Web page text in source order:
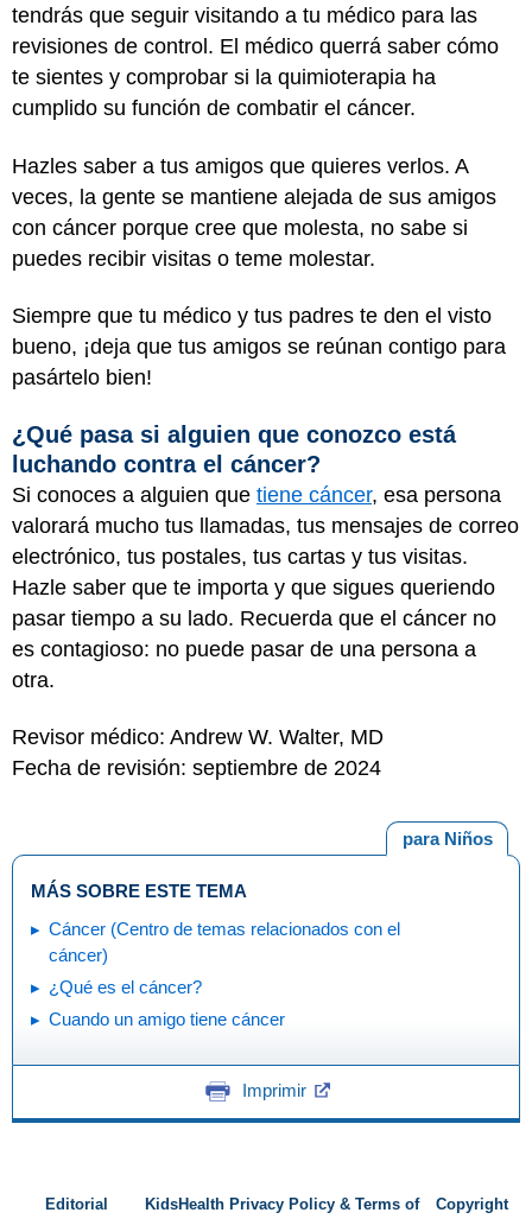
tendrás que seguir visitando a tu médico para las
revisiones de control. El médico querrá saber cómo
te sientes y comprobar si la quimioterapia ha
cumplido su función de combatir el cáncer.
Hazles saber a tus amigos que quieres verlos. A
veces, la gente se mantiene alejada de sus amigos
con cáncer porque cree que molesta, no sabe si
puedes recibir visitas o teme molestar.
Siempre que tu médico y tus padres te den el visto
bueno, ¡deja que tus amigos se reúnan contigo para
pasártelo bien!
¿Qué pasa si alguien que conozco está
luchando contra el cáncer?
Si conoces a alguien que tiene cáncer, esa persona
valorará mucho tus llamadas, tus mensajes de correo
electrónico, tus postales, tus cartas y tus visitas.
Hazle saber que te importa y que sigues queriendo
pasar tiempo a su lado. Recuerda que el cáncer no
es contagioso: no puede pasar de una persona a
otra.
Revisor médico: Andrew W. Walter, MD
Fecha de revisión: septiembre de 2024
para Niños
MÁS SOBRE ESTE TEMA
Cáncer (Centro de temas relacionados con el
cáncer)
¿Qué es el cáncer?
Cuando un amigo tiene cáncer
Imprimir
Editorial
KidsHealth Privacy Policy & Terms of
Copyright